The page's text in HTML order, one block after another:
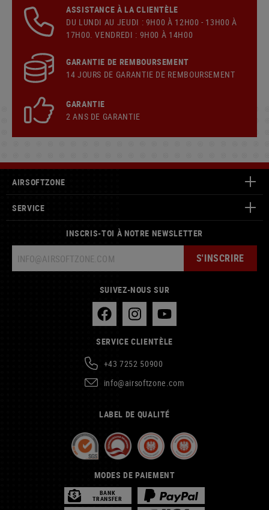
ASSISTANCE À LA CLIENTÈLE
DU LUNDI AU JEUDI : 9H00 À 12H00 - 13H00 À
17H00. VENDREDI : 9H00 À 14H00
GARANTIE DE REMBOURSEMENT
14 JOURS DE GARANTIE DE REMBOURSEMENT
GARANTIE
2 ANS DE GARANTIE
AIRSOFTZONE
SERVICE
INSCRIS-TOI À NOTRE NEWSLETTER
S'INSCRIRE
SUIVEZ-NOUS SUR
SERVICE CLIENTÈLE
+43 7252 50900
info@airsoftzone.com
LABEL DE QUALITÉ
MODES DE PAIEMENT
BANK
TRANSFER